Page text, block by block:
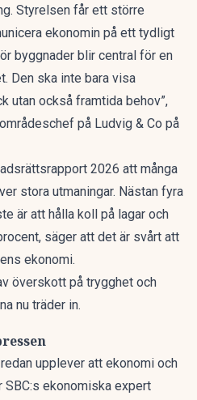
Styrelsen får ett större
ekonomin på ett tydligt
byggnader blir central för en
Den ska inte bara visa
utan också framtida behov”,
på Ludvig & Co på
2026 att många
stora utmaningar. Nästan fyra
är att hålla koll på lagar och
säger att det är svårt att
ekonomi.
överskott på trygghet och
nu träder in.
upplever att ekonomi och
SBC:s ekonomiska expert